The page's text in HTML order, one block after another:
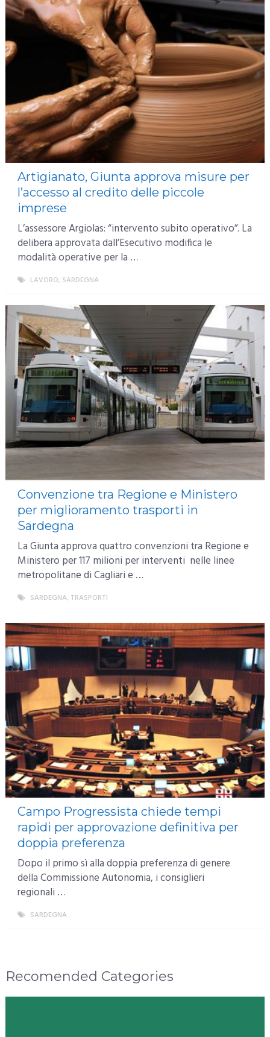
Artigianato, Giunta approva misure per
l’accesso al credito delle piccole
imprese
L’assessore Argiolas: “intervento subito operativo”. La
delibera approvata dall’Esecutivo modifica le
modalità operative per la …
LAVORO, SARDEGNA
Convenzione tra Regione e Ministero
per miglioramento trasporti in
Sardegna
La Giunta approva quattro convenzioni tra Regione e
Ministero per 117 milioni per interventi nelle linee
metropolitane di Cagliari e …
SARDEGNA, TRASPORTI
Campo Progressista chiede tempi
rapidi per approvazione definitiva per
doppia preferenza
Dopo il primo sì alla doppia preferenza di genere
della Commissione Autonomia, i consiglieri
regionali …
SARDEGNA
Recomended Categories